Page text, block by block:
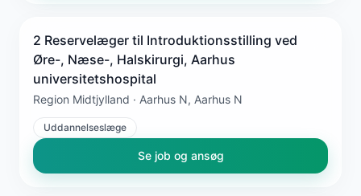
2 Reservelæger til Introduktionsstilling ved
Øre-, Næse-, Halskirurgi, Aarhus
universitetshospital
Region Midtjylland · Aarhus N, Aarhus N
Uddannelseslæge
Se job og ansøg